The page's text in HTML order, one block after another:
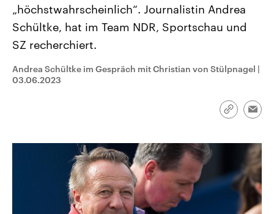
Umfragen, Prognosen,
Wahlprogramme, aktuelle Berichte
und Hintergründe zu den Parteien
und Kandidaten der anstehenden
Wahl.
Sendungen Programm Podcasts
„höchstwahrscheinlich“. Journalistin Andrea
Schültke, hat im Team NDR, Sportschau und
SZ recherchiert.
Andrea Schültke im Gespräch mit Christian von Stülpnagel |
03.06.2023
Link